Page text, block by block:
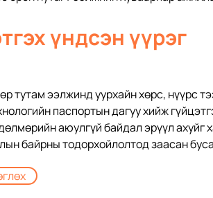
үндсэн үүрэг
тутам ээлжинд уурхайн хөрс, нүүрс
паспортын дагуу хийж
аюулгүй байдал эрүүл ахуйг
байрны тодорхойлолтод заасан